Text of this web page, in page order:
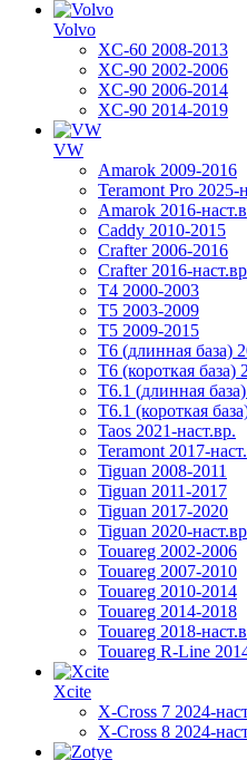
Volvo
XC-60 2008-2013
XC-90 2002-2006
XC-90 2006-2014
XC-90 2014-2019
VW
Amarok 2009-2016
Teramont Pro 2025-
Amarok 2016-
Caddy 2010-2015
Crafter 2006-2016
Crafter 2016-
T4 2000-2003
T5 2003-2009
T5 2009-2015
T6 (длинная база)
Т6 (короткая база)
T6.1 (длинная
T6.1 (короткая
Taos 2021-наст.вр.
Teramont 2017-
Tiguan 2008-2011
Tiguan 2011-2017
Tiguan 2017-2020
Tiguan 2020-
Touareg 2002-2006
Touareg 2007-2010
Touareg 2010-2014
Touareg 2014-2018
Touareg 2018-
Touareg R-Line
Xcite
X-Cross 7 2024-
X-Cross 8 2024-